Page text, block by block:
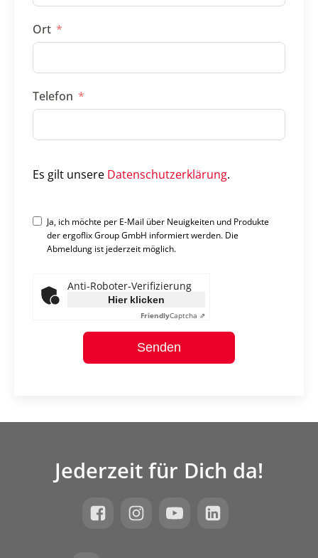
Ort
Telefon
Es gilt unsere Datenschutzerklärung.
Ja, ich möchte per E-Mail über Neuigkeiten und Produkte
der ergoflix Group GmbH informiert werden. Die
Abmeldung ist jederzeit möglich.
Anti-Roboter-Verifizierung
Hier klicken
FriendlyCaptcha ⇗
Senden
Jederzeit für Dich da!